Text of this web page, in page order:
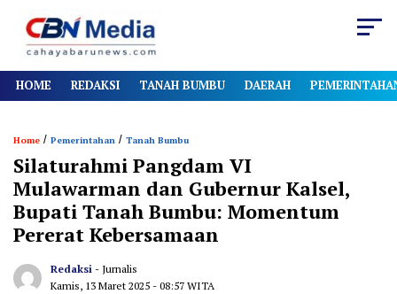
HOME REDAKSI TANAH BUMBU DAERAH
Home / Pemerintahan / Tanah Bumbu
Silaturahmi Pangdam VI
Mulawarman dan Gubernur Kalsel,
Bupati Tanah Bumbu: Momentum
Pererat Kebersamaan
Redaksi - Jurnalis
Kamis, 13 Maret 2025 - 08:57 WITA